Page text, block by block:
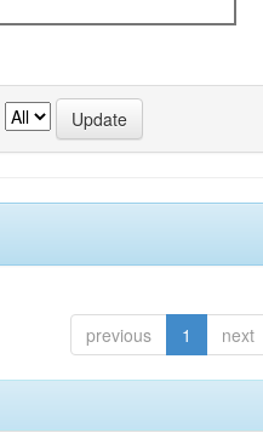
previous 1 next